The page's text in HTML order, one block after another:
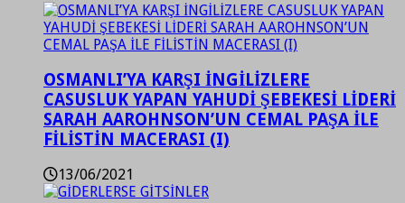
OSMANLI’YA KARŞI İNGİLİZLERE
CASUSLUK YAPAN YAHUDİ ŞEBEKESİ LİDERİ
SARAH AAROHNSON’UN CEMAL PAŞA İLE
FİLİSTİN MACERASI (I)
13/06/2021